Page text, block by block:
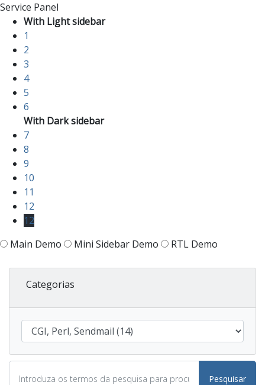
Service Panel
With Light sidebar
1
2
3
4
5
6
With Dark sidebar
7
8
9
10
11
12
12
Main Demo
Mini Sidebar Demo RTL Demo
Categorias
Pesquisar